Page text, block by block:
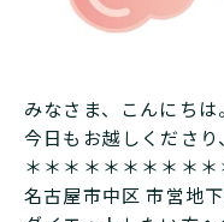
みなさま、こんにちは。
今日もお越しくださり
＊＊＊＊＊＊＊＊＊
名古屋市中区 市営地